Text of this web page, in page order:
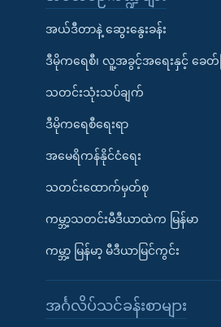
အယ်ဒီတာနဲ့ ဆွေးနွေးခန်း
ဒီမိုကရေစီ၊ လူ့အခွင့်အရေးနှင့် ခေတ်ပ
သတင်းသုံးသပ်ချက်
ဒီမိုကရေစီရေးရာ
အမေရိကန်နိုင်ငံရေး
သတင်းထောက်မှတ်စု
ကမ္ဘာ့သတင်းမီဒီယာထဲက မြန်မာ
ကမ္ဘာ့ မြန်မာ့ မီဒီယာမြင်ကွင်း
အင်္ဂလိပ်သင်ခန်းစာများ